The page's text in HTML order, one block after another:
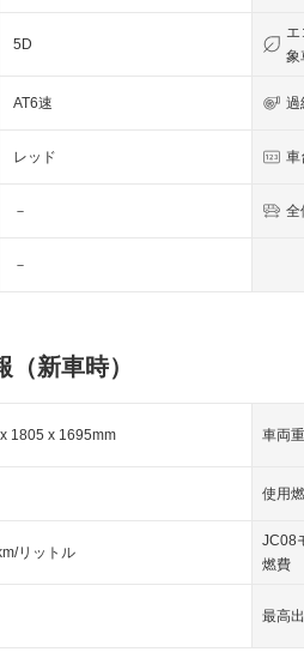
5D
エ
象
AT6速 過
レッド 車
－ 全
－
（新車時）
1805 x 1695mm 車両
使用
リットル
JC08
燃費
最高